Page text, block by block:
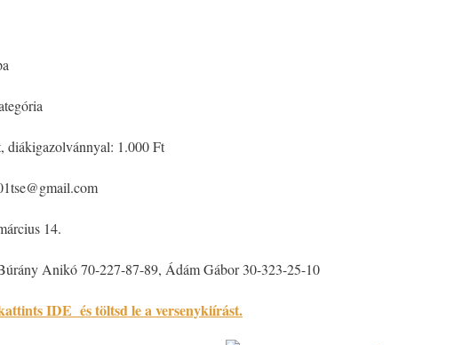
diákigazolvánnyal: 1.000 Ft
14.
Anikó 70-227-87-89, Ádám Gábor 30-323-25-10
IDE és töltsd le a versenykiírást.